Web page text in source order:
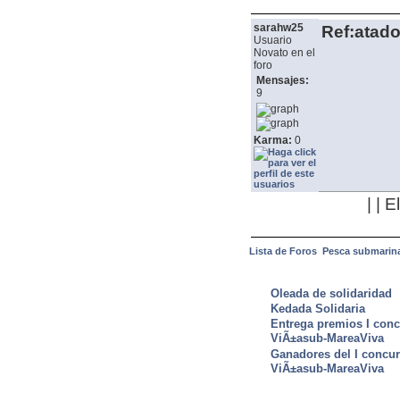
sarahw25
Usuario
Novato en el
foro
Mensajes:
9
Karma: 0
| |
Lista de Foros Pesca
Oleada de solidaridad
Kedada Solidaria
Entrega premios I
ViÃ±asub-MareaViva
Ganadores del I
ViÃ±asub-MareaViva